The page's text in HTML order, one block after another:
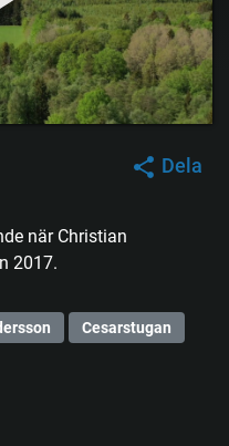
Dela
när Christian
2017.
Cesarstugan